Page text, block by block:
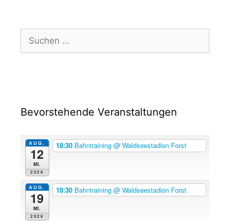
Bevorstehende Veranstaltungen
AUG.
12
Mi.
2026
18:30 Bahntraining @ Waldseestadion Forst
AUG.
19
Mi.
2026
18:30 Bahntraining @ Waldseestadion Forst